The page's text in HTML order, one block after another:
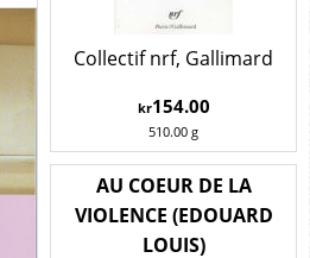
Collectif nrf, Gallimard
kr154.00
510.00 g
AU COEUR DE LA
VIOLENCE (EDOUARD
LOUIS)